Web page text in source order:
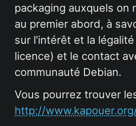
packaging auxquels on
au premier abord, à
sur l’intérêt et la
licence) et le contact
communauté Debian.
Vous pourrez trouver
http://